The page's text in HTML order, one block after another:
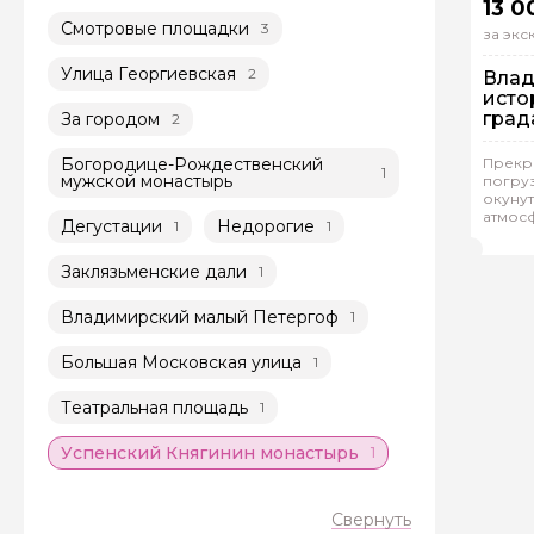
Смотровые площадки 3
Улица Георгиевская 2
За городом 2
Богородице-Рождественский
мужской монастырь 1
Дегустации 1 Недорогие 1
Заклязьменские дали 1
Владимирский малый Петергоф 1
Большая Московская улица 1
Театральная площадь 1
Успенский Княгинин монастырь 1
13
за